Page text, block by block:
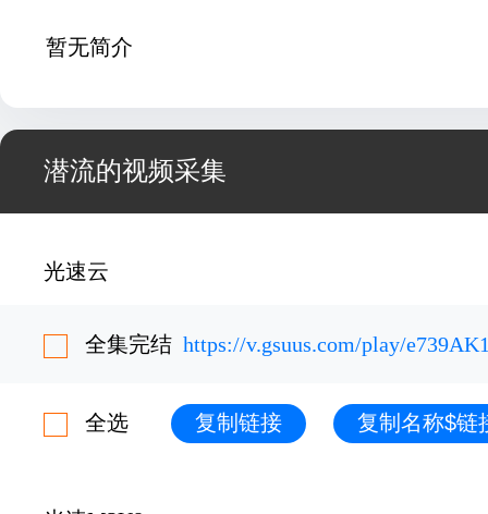
暂无简介
潜流的视频采集
光速云
全集完结 https://v.gsuus.com/play/
全选 复制链接 复制名称$链